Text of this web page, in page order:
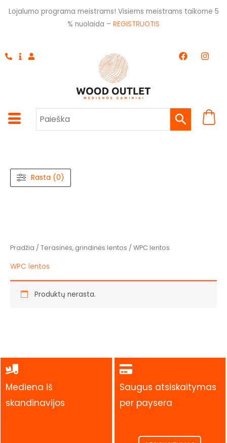
Pereiti
Lojalumo programa meistrams! Visiems meistrams taikome 5
% nuolaida – REGISTRUOTIS
F
a
k
I
n
a
m
Rasta (0)
Pradžia / Terasinės, grindinės lentos / WPC lentos
WPC lentos
Produktų nerasta.
Mediena iš
skandinavijos
.
Saugus atsiskaitymas
per paysera
.